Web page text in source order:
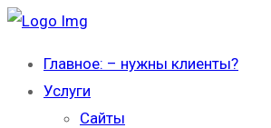
Главное: – нужны клиенты?
Услуги
Сайты